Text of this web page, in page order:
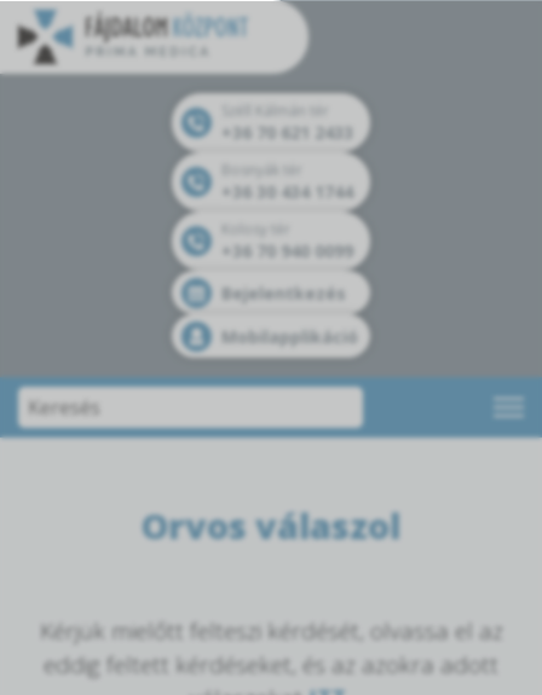
+36 70 621 2433
+36 30 434 1744
+36 70 940 0099
Bejelentkezés
Mobilapplikáció
Orvos válaszol
Kérjük mielőtt felteszi kérdését, olvassa el az
eddig feltett kérdéseket, és az azokra adott